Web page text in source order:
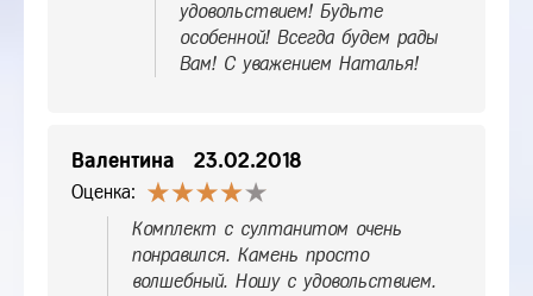
удовольствием! Будьте
особенной! Всегда будем рады
Вам! С уважением Наталья!
Валентина 23.02.2018
Оценка:
Комплект с султанитом очень
понравился. Камень просто
волшебный. Ношу с удовольствием.